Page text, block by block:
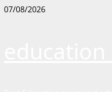
Skip
07/08/2026